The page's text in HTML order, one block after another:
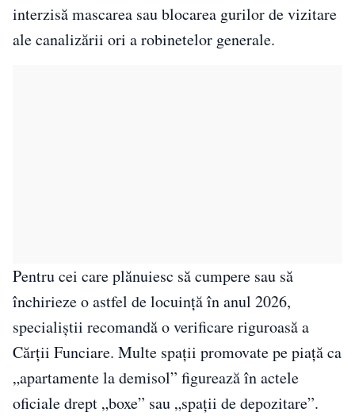
interzisă mascarea sau blocarea gurilor de vizitare
ale canalizării ori a robinetelor generale.
Pentru cei care plănuiesc să cumpere sau să
închirieze o astfel de locuință în anul 2026,
specialiștii recomandă o verificare riguroasă a
Cărții Funciare. Multe spații promovate pe piață ca
„apartamente la demisol” figurează în actele
oficiale drept „boxe” sau „spații de depozitare”.